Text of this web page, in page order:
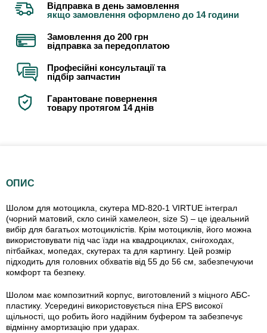
Відправка в день замовлення
якщо замовлення оформлено до 14 години
Замовлення до 200 грн
відправка за передоплатою
Професійні консультації та
підбір запчастин
Гарантоване повернення
товару протягом 14 днів
ОПИС
Шолом для мотоцикла, скутера MD-820-1 VIRTUE інтеграл
(чорний матовий, скло синій хамелеон, size S) – це ідеальний
вибір для багатьох мотоциклістів. Крім мотоциклів, його можна
використовувати під час їзди на квадроциклах, снігоходах,
пітбайках, мопедах, скутерах та для картингу. Цей розмір
підходить для головних обхватів від 55 до 56 см, забезпечуючи
комфорт та безпеку.
Шолом має композитний корпус, виготовлений з міцного АБС-
пластику. Усередині використовується піна EPS високої
щільності, що робить його надійним буфером та забезпечує
відмінну амортизацію при ударах.